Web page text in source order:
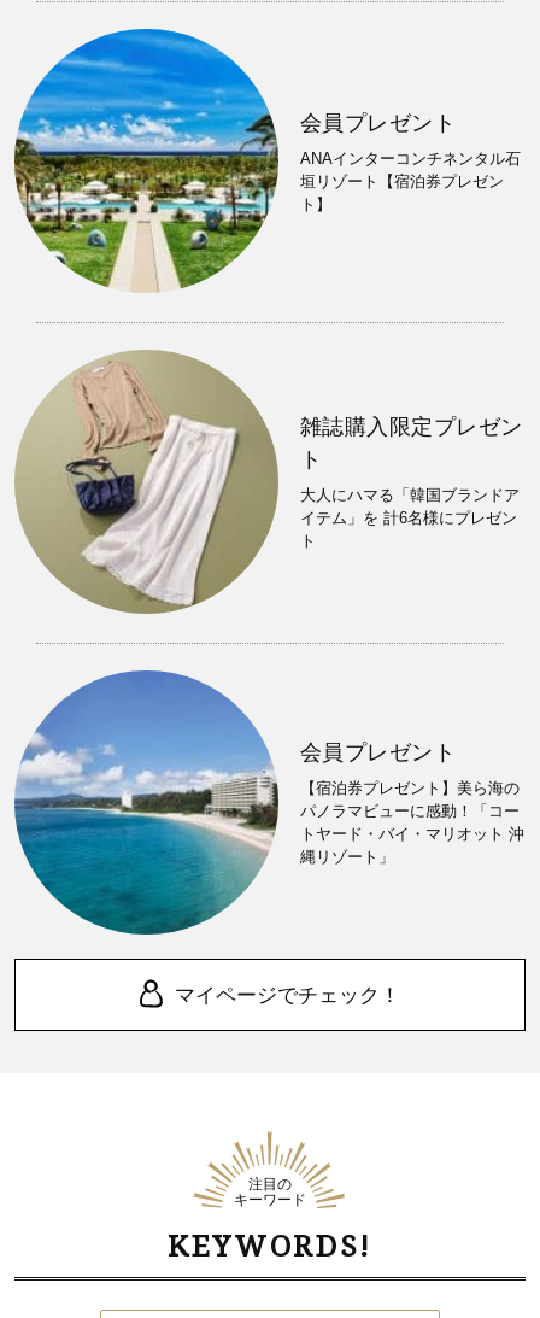
会員プレゼント
ANAインターコンチネンタル石
垣リゾート【宿泊券プレゼン
ト】
雑誌購入限定プレゼン
ト
大人にハマる「韓国ブランドア
イテム」を 計6名様にプレゼン
ト
会員プレゼント
【宿泊券プレゼント】美ら海の
パノラマビューに感動！「コー
トヤード・バイ・マリオット 沖
縄リゾート」
マイページでチェック！
注目の
キーワード
KEYWORDS!